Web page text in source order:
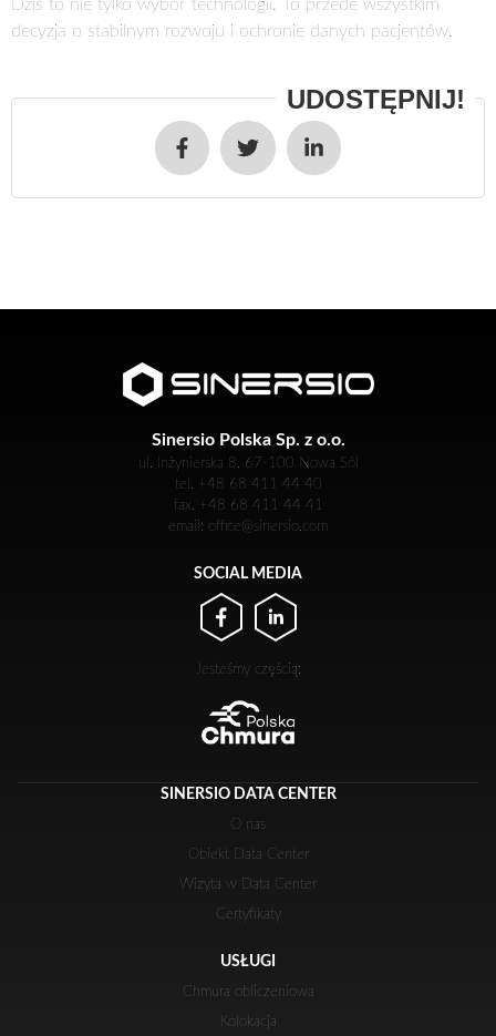
Dziś to nie tylko wybór technologii. To przede wszystkim
decyzja o stabilnym rozwoju i ochronie danych pacjentów.
Sinersio Polska Sp. z o.o.
ul. Inżynierska 8, 67-100 Nowa Sól
tel. +48 68 411 44 40
fax. +48 68 411 44 41
email: office@sinersio.com
SOCIAL MEDIA
Jesteśmy częścią:
SINERSIO DATA CENTER
O nas
Obiekt Data Center
Wizyta w Data Center
Certyfikaty
USŁUGI
Chmura obliczeniowa
Kolokacja